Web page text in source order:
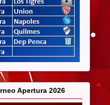
Apertura 2026